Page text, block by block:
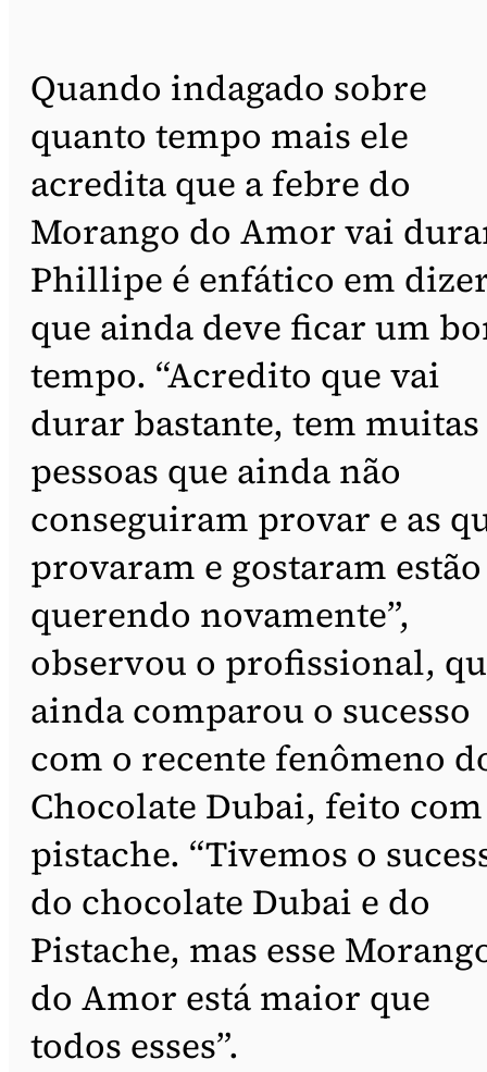
Quando indagado sobre
quanto tempo mais ele
acredita que a febre do
Morango do Amor vai
Phillipe é enfático em
que ainda deve ficar um
tempo. “Acredito que vai
durar bastante, tem muitas
pessoas que ainda não
conseguiram provar e as
provaram e gostaram estão
querendo novamente”,
observou o profissional,
ainda comparou o sucesso
com o recente fenômeno
Chocolate Dubai, feito com
pistache. “Tivemos o
do chocolate Dubai e do
Pistache, mas esse
do Amor está maior que
todos esses”.